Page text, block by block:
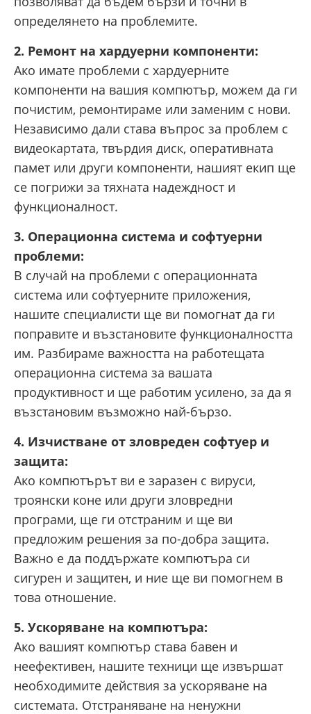
определянето на проблемите.
2. Ремонт на хардуерни компоненти:
Ако имате проблеми с хардуерните
компоненти на вашия компютър, можем да ги
почистим, ремонтираме или заменим с нови.
Независимо дали става въпрос за проблем с
видеокартата, твърдия диск, оперативната
памет или други компоненти, нашият екип ще
се погрижи за тяхната надеждност и
функционалност.
3. Операционна система и софтуерни
проблеми:
В случай на проблеми с операционната
система или софтуерните приложения,
нашите специалисти ще ви помогнат да ги
поправите и възстановите функционалността
им. Разбираме важността на работещата
операционна система за вашата
продуктивност и ще работим усилено, за да я
възстановим възможно най-бързо.
4. Изчистване от зловреден софтуер и
защита:
Ако компютърът ви е заразен с вируси,
троянски коне или други зловредни
програми, ще ги отстраним и ще ви
предложим решения за по-добра защита.
Важно е да поддържате компютъра си
сигурен и защитен, и ние ще ви помогнем в
това отношение.
5. Ускоряване на компютъра:
Ако вашият компютър става бавен и
неефективен, нашите техници ще извършат
необходимите действия за ускоряване на
системата. Отстраняване на ненужни